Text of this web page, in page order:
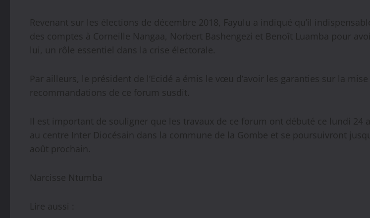
Revenant sur les élections de décembre 2018, Fayulu a indiqué qu’il
des comptes à Corneille Nangaa, Norbert Bashengezi et Benoît Luamba pour
lui, un rôle essentiel dans la crise électorale.
Par ailleurs, le président de l’Ecidé a émis le vœu d’avoir les garanties sur la
recommandations de ce forum susdit.
Il est important de souligner que les travaux de ce forum ont débuté ce lundi 24
au centre Inter Diocésain dans la commune de la Gombe et se poursuivront
août prochain.
Narcisse Ntumba
Lire aussi :